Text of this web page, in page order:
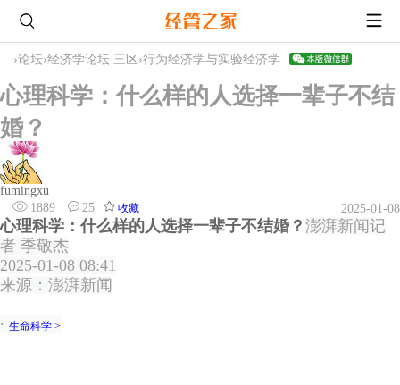
›论坛›经济学论坛 三区 ›行为经济学与实验经济学
心理科学：什么样的人选择一辈子不结
婚？
fumingxu
1889
25 收藏 2025-01-08
心理科学：什么样的人选择一辈子不结婚？ 澎湃新闻记
者 季敬杰
2025-01-08 08:41
来源：澎湃新闻
∙ 生命科学 >